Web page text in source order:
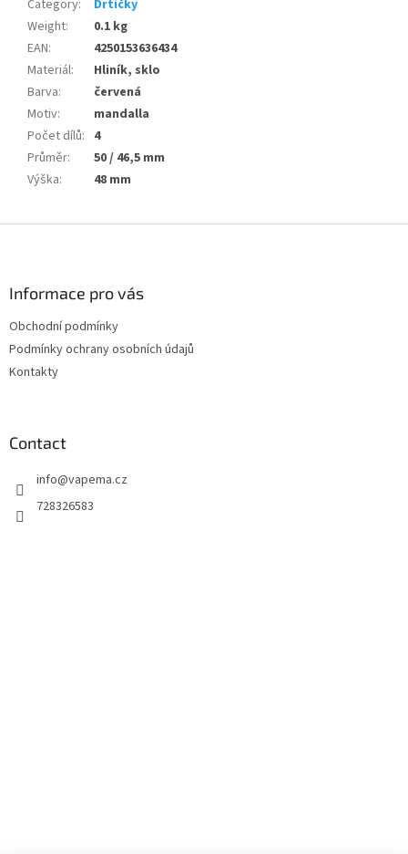
Category:
Drtičky
Weight:
0.1 kg
EAN:
4250153636434
Materiál:
Hliník, sklo
Barva:
červená
Motiv:
mandalla
Počet dílů: 4
Průměr:
50 / 46,5 mm
Výška: 48 mm
Informace pro vás
Obchodní podmínky
Podmínky ochrany osobních údajů
Kontakty
Contact
info@vapema.cz
728326583